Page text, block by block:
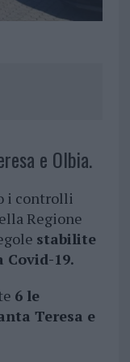
e Olbia.
i controlli
Regione
stabilite
Covid-19.
6 le
Teresa e